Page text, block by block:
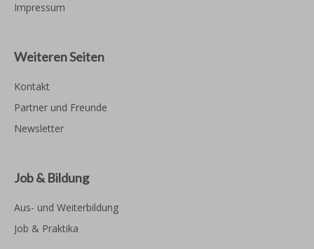
Impressum
Weiteren Seiten
Kontakt
Partner und Freunde
Newsletter
Job & Bildung
Aus- und Weiterbildung
Job & Praktika